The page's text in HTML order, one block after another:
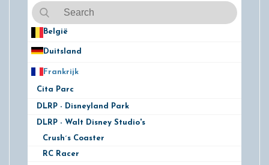
België
Duitsland
Frankrijk
Cita Parc
DLRP - Disneyland Park
DLRP - Walt Disney Studio's
Crush´s Coaster
RC Racer